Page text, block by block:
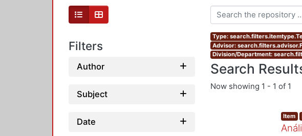
Filters
Author
Subject
Date
Type:
Advisor:
Division/Department:
Search
Now showing 1 - 1 of 1
Item